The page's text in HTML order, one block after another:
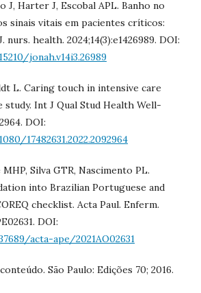
J, Harter J, Escobal APL. Banho no
sinais vitais em pacientes críticos:
health. 2024;14(3):e1426989. DOI:
jonah.v14i3.26989
L. Caring touch in intensive care
study. Int J Qual Stud Health Well-
DOI:
17482631.2022.2092964
Silva GTR, Nascimento PL.
into Brazilian Portuguese and
checklist. Acta Paul. Enferm.
DOI:
acta-ape/2021AO02631
São Paulo: Edições 70; 2016.